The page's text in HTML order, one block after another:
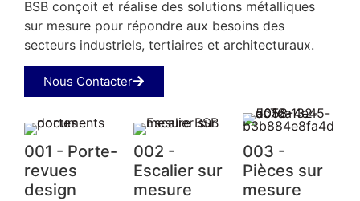
BSB conçoit et réalise des solutions métalliques
sur mesure pour répondre aux besoins des
secteurs industriels, tertiaires et architecturaux.
Nous Contacter
001 - Porte-
revues
design
002 -
Escalier sur
mesure
003 -
Pièces sur
mesure